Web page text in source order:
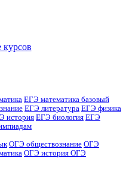
курсов
ЕГЭ математика базовый
ЕГЭ литература ЕГЭ физика
история ЕГЭ биология ЕГЭ
ОГЭ обществознание ОГЭ
ОГЭ история ОГЭ